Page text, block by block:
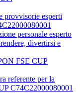
provvisorie esperti
personale esperto
divertirsi e
FSE CUP
referente per la
C74C22000080001